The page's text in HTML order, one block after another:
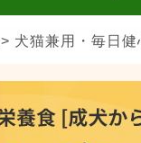
> 犬猫兼用・毎日